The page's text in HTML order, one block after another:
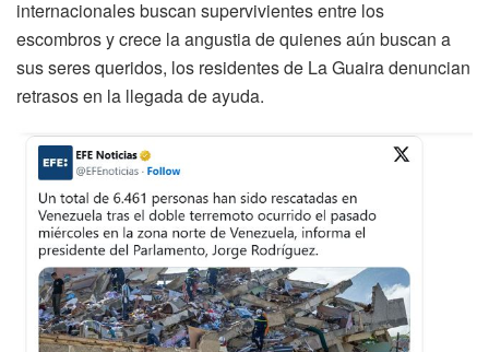
internacionales buscan supervivientes entre los
escombros y crece la angustia de quienes aún buscan a
sus seres queridos, los residentes de La Guaira denuncian
retrasos en la llegada de ayuda.